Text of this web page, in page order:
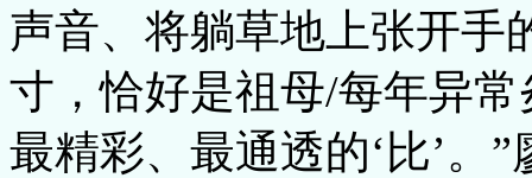
声音、将躺草地上张开手
寸，恰好是祖母/每年异
最精彩、最通透的‘比’。